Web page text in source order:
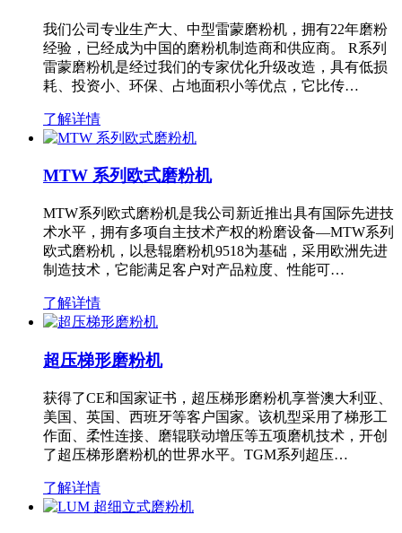
我们公司专业生产大、中型雷蒙磨粉机，拥有22年磨粉
经验，已经成为中国的磨粉机制造商和供应商。 R系列
雷蒙磨粉机是经过我们的专家优化升级改造，具有低损
耗、投资小、环保、占地面积小等优点，它比传…
了解详情
MTW 系列欧式磨粉机
MTW系列欧式磨粉机是我公司新近推出具有国际先进技
术水平，拥有多项自主技术产权的粉磨设备—MTW系列
欧式磨粉机，以悬辊磨粉机9518为基础，采用欧洲先进
制造技术，它能满足客户对产品粒度、性能可…
了解详情
超压梯形磨粉机
获得了CE和国家证书，超压梯形磨粉机享誉澳大利亚、
美国、英国、西班牙等客户国家。该机型采用了梯形工
作面、柔性连接、磨辊联动增压等五项磨机技术，开创
了超压梯形磨粉机的世界水平。TGM系列超压…
了解详情